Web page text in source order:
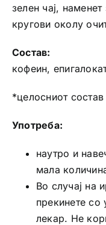
зелен чај,
кругови околу
Состав:
кофеин,
*целосниот
Употреба:
наутро и
мала
Во случај на
прекинете со
лекар. Не